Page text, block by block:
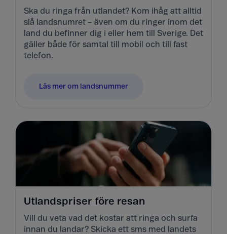
Ska du ringa från utlandet? Kom ihåg att alltid
slå landsnumret – även om du ringer inom det
land du befinner dig i eller hem till Sverige. Det
gäller både för samtal till mobil och till fast
telefon.
Läs mer om landsnummer
Utlandspriser före resan
Vill du veta vad det kostar att ringa och surfa
innan du landar? Skicka ett sms med landets